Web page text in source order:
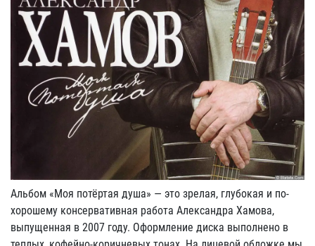
Альбом «Моя потёртая душа» — это зрелая, глубокая и по-
хорошему консервативная работа Александра Хамова,
выпущенная в 2007 году. Оформление диска выполнено в